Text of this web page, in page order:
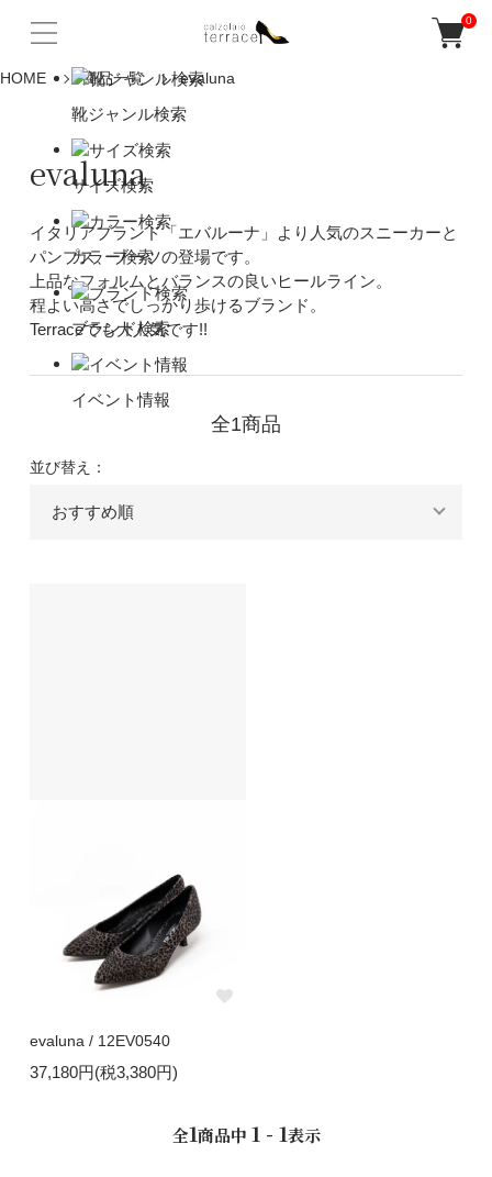
0
靴ジャンル検索
サイズ検索
カラー検索
ブランド検索
イベント情報
HOME 商品一覧 evaluna
evaluna
イタリアブランド「エバルーナ」より人気のスニーカーと
パンプス、ブーツの登場です。
上品なフォルムとバランスの良いヒールライン。
程よい高さでしっかり歩けるブランド。
Terraceでも大人気です!!
全1商品
並び替え：
evaluna / 12EV0540
37,180円(税3,380円)
全1商品中 1 - 1表示